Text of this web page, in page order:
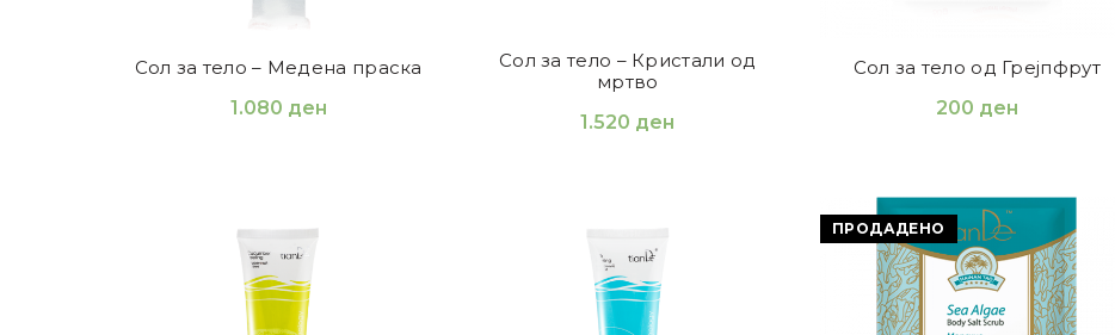
Сол за тело – Медена праска
1.080 ден
Сол за тело – Кристали од
мртво
1.520 ден
Сол за тело од Грејпфрут
200 ден
ПРОДАДЕНО